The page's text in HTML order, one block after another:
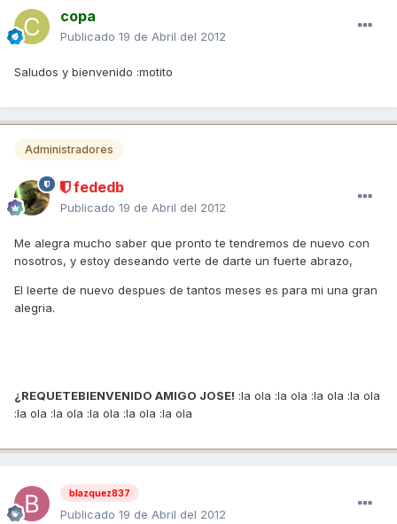
copa
Publicado 19 de Abril del 2012
Saludos y bienvenido :motito
Administradores
fededb
Publicado 19 de Abril del 2012
Me alegra mucho saber que pronto te tendremos de nuevo con
nosotros, y estoy deseando verte de darte un fuerte abrazo,
El leerte de nuevo despues de tantos meses es para mi una gran
alegria.
¿REQUETEBIENVENIDO AMIGO JOSE! :la ola :la ola :la ola :la ola
:la ola :la ola :la ola :la ola :la ola
blazquez837
Publicado 19 de Abril del 2012